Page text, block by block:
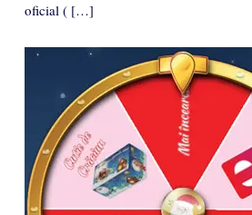
oficial ( […]